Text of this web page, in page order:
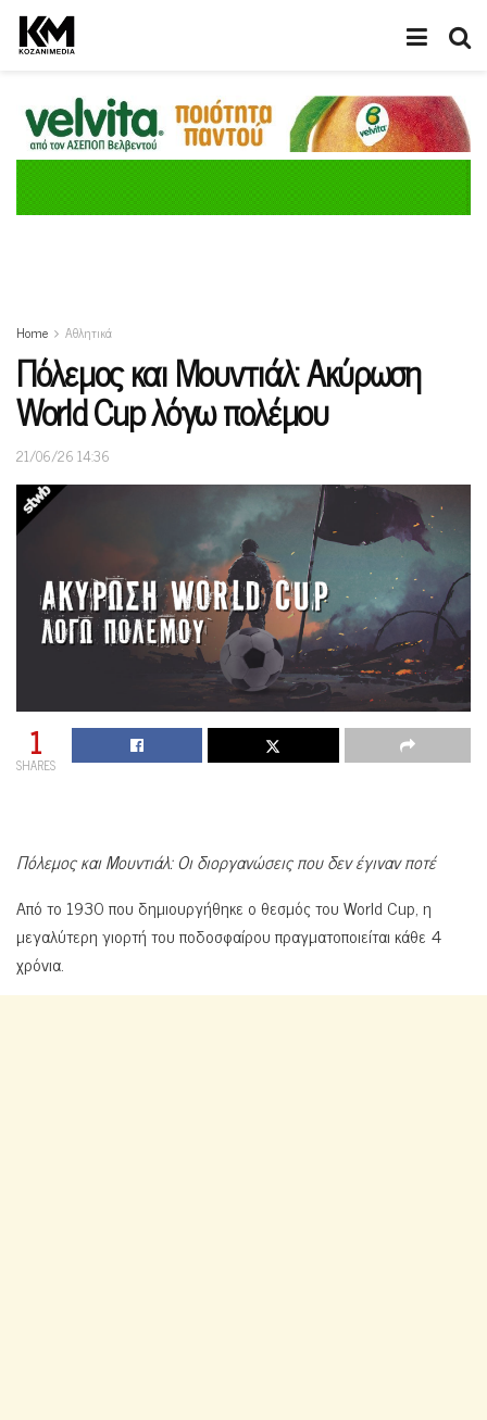
Home Αθλητικά
Πόλεμος και Μουντιάλ: Ακύρωση
World Cup λόγω πολέμου
21/06/26 14:36
1
SHARES
Πόλεμος και Μουντιάλ: Οι διοργανώσεις που δεν έγιναν ποτέ
Από το 1930 που δημιουργήθηκε ο θεσμός του World Cup, η
μεγαλύτερη γιορτή του ποδοσφαίρου πραγματοποιείται κάθε 4
χρόνια.